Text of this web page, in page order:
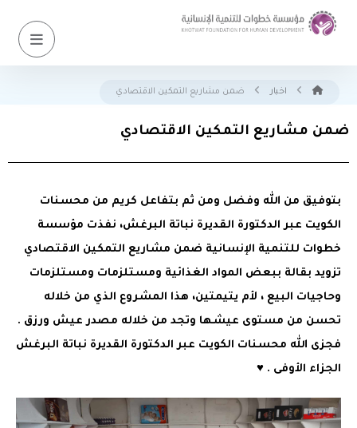
اخبار ضمن مشاريع التمكين الاقتصادي
ضمن مشاريع التمكين الاقتصادي
بتوفيق من الله وفضل ومن ثم بتفاعل كريم من محسنات
الكويت عبر الدكتورة القديرة نباتة البرغش، نفذت مؤسسة
خطوات للتنمية الإنسانية ضمن مشاريع التمكين الاقتصادي
تزويد بقالة ببعض المواد الغذائية ومستلزمات ومستلزمات
وحاجيات البيع ، لأم يتيمتين، هذا المشروع الذي من خلاله
تحسن من مستوى عيشها وتجد من خلاله مصدر عيش ورزق .
فجزى الله محسنات الكويت عبر الدكتورة القديرة نباتة البرغش
الجزاء الأوفى . ♥